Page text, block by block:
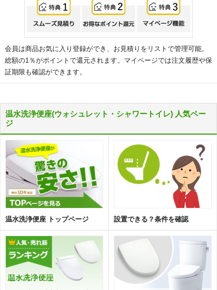
会員は商品お気に入り登録ができ、お見積りをリストで管理可能。
総額の1％がポイントで還元されます。マイページでは注文履歴や保
証期限も確認ができます。
温水洗浄便座(ウォシュレット・シャワートイレ) 人気ペー
ジ
温水洗浄便座 トップページ 設置できる？条件を確認